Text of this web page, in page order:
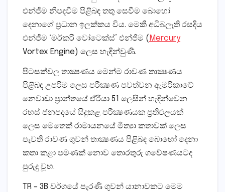
එන්ජිම නිපදවීම පිළිබඳ තතු සෙවීම බොහෝ
දෙනාගේ ප‍්‍රධාන ඉලක්කය විය. මෙකී අධිබලැති රසදිය
එන්ජිම ‘මර්කරි වෝටෙක්ස්’ එන්ජිම ( Mercury
Vortex Engine) ලෙස හැඳින්වුණි.
පිටසක්වල තාක්‍ෂණය මෙන්ම රාවණ තාක්‍ෂණය
පිළිබඳ උපරිම ලෙස පරීක්‍ෂණ පවත්වන ඇමරිකාවේ
නෙවාඩා ප‍්‍රාන්තයේ ඒරියා 51 ලෙසින් හැඳින්වෙන
රහස් ජනපදයේ සිදුකළ පරීක්‍ෂණයක ප‍්‍රතිඵලයක්
ලෙස මෙතෙක් රාමායනයේ මිත්‍යා කතාවක් ලෙස
පැවති රාවණ ගුවන් තාක්‍ෂණය පිළිබඳ බොහෝ දෙනා
කතා කළා පමණක් නොව තොරතුරු ගවේෂණයටද
පුරුදු වූහ.
TR – 3B වර්ගයේ පැරණි ගුවන් යානාවකට මෙම